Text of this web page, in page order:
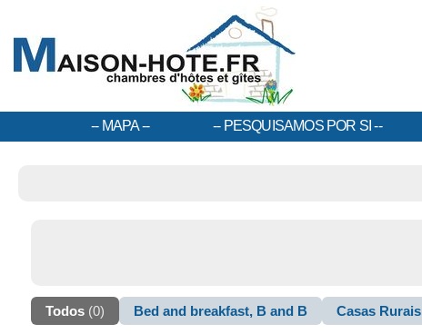
MAPA PESQUISAMOS POR SI
Todos (0) Bed and breakfast, B and B Casas Rurais